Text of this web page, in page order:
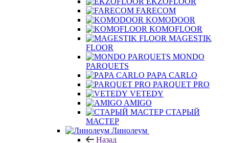
FARECOM
KOMODOOR
KOMOFLOOR
MAGESTIK
FLOOR
MONDO
PARQUETS
PAPA CARLO
PARQUET PRO
VETEDY
AMIGO
СТАРЫЙ
МАСТЕР
Линолеум
Назад